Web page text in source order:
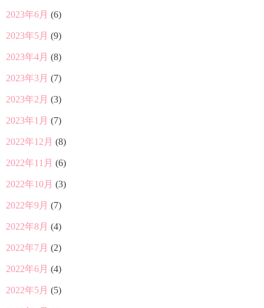
2023年6月 (6)
2023年5月 (9)
2023年4月 (8)
2023年3月 (7)
2023年2月 (3)
2023年1月 (7)
2022年12月 (8)
2022年11月 (6)
2022年10月 (3)
2022年9月 (7)
2022年8月 (4)
2022年7月 (2)
2022年6月 (4)
2022年5月 (5)